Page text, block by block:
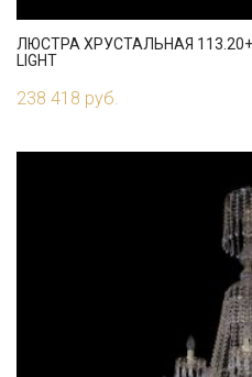
ЛЮСТРА ХРУСТАЛЬНАЯ
LIGHT
238 418 руб.